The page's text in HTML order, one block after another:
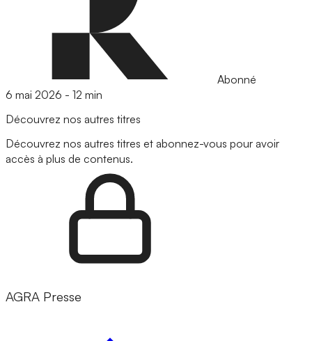
Abonné
6 mai 2026 - 12 min
Découvrez nos autres titres
Découvrez nos autres titres et abonnez-vous pour avoir
accès à plus de contenus.
AGRA Presse